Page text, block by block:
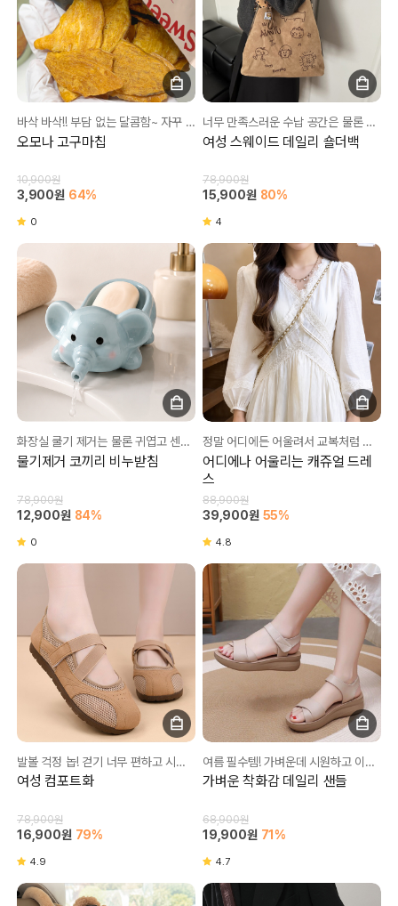
바삭 바삭!! 부담 없는 달콤함~ 자꾸 생각 나서 멈추기 힘든 맛!
오모나 고구마칩
10,900원
3,900원 64%
0
너무 만족스러운 수납 공간은 물론 귀여운 디자인까지💕
여성 스웨이드 데일리 숄더백
78,900원
15,900원 80%
4
화장실 쿨기 제거는 물론 귀엽고 센스있는 인테리어까지😊
물기제거 코끼리 비누받침
78,900원
12,900원 84%
0
정말 어디에든 어울려서 교복처럼 입고다녀요😊
어디에나 어울리는 캐쥬얼 드레
스
88,900원
39,900원 55%
4.8
발볼 걱정 놉! 걷기 너무 편하고 시원한 신발💚
여성 컴포트화
78,900원
16,900원 79%
4.9
여름 필수템! 가벼운데 시원하고 이쁘기까지💛
가벼운 착화감 데일리 샌들
68,900원
19,900원 71%
4.7